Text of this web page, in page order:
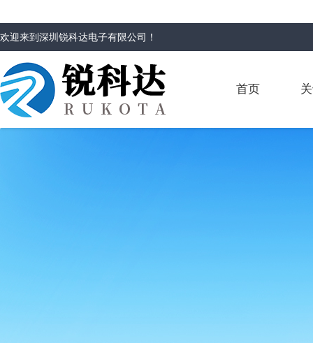
欢迎来到深圳锐科达电子有限公司 ！
首页